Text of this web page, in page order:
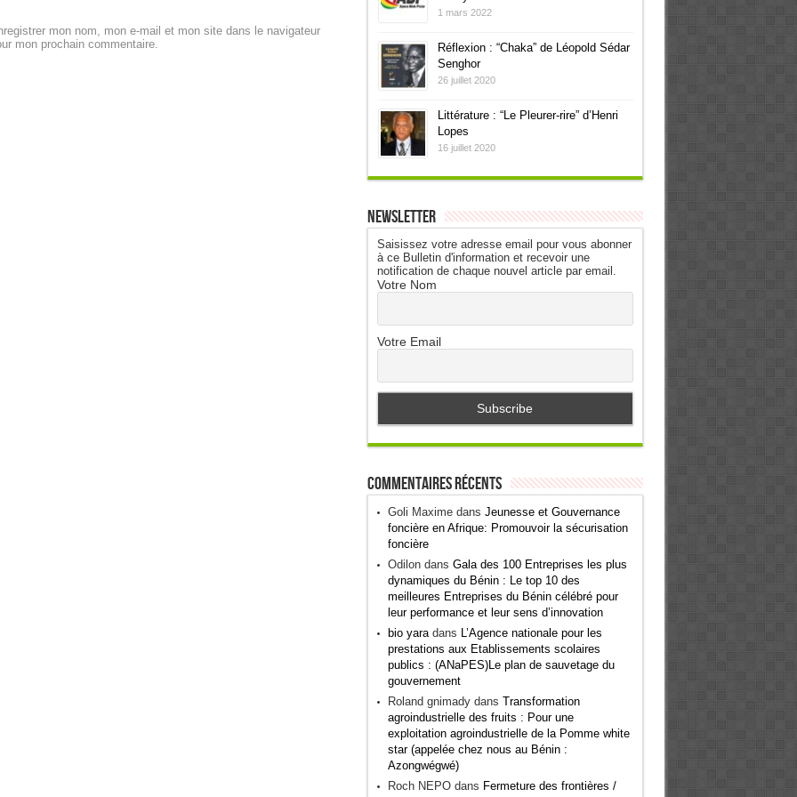
mon nom, mon e-mail et mon site dans le navigateur
mon prochain commentaire.
1 mars 2022
Réflexion : “Chaka” de Léopold Sédar
Senghor
26 juillet 2020
Littérature : “Le Pleurer-rire” d’Henri
Lopes
16 juillet 2020
Newsletter
Saisissez votre adresse email pour vous abonner
à ce Bulletin d'information et recevoir une
notification de chaque nouvel article par email.
Votre Nom
Votre Email
Commentaires récents
Goli Maximedans Jeunesse et Gouvernance
foncière en Afrique: Promouvoir la sécurisation
foncière
Odilondans Gala des 100 Entreprises les plus
dynamiques du Bénin : Le top 10 des
meilleures Entreprises du Bénin célébré pour
leur performance et leur sens d’innovation
bio yaradans L’Agence nationale pour les
prestations aux Etablissements scolaires
publics : (ANaPES)Le plan de sauvetage du
gouvernement
Roland gnimadydans Transformation
agroindustrielle des fruits : Pour une
exploitation agroindustrielle de la Pomme white
star (appelée chez nous au Bénin :
Azongwégwé)
Roch NEPOdans Fermeture des frontières /